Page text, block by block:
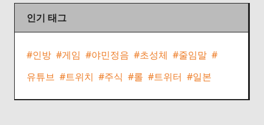
인기 태그
#인방 #게임 #야민정음 #초성체 #줄임말 #
유튜브 #트위치 #주식 #롤 #트위터 #일본